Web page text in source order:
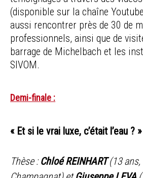
(disponible sur la chaîne
aussi rencontrer près de 30 de
professionnels, ainsi que de
barrage de Michelbach et les
SIVOM.
Demi-finale :
« Et si le vrai luxe, c’était l’eau ? »
Thèse :Chloé REINHART(13 ans,